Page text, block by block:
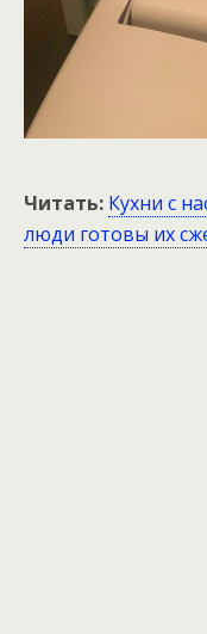
Читать: Кухни с
люди готовы их